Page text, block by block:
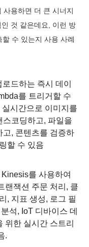
사용하면 더 큰 시너지
것 같은데요, 이런 방
수 있는지 사용 사례
드하는 즉시 데이
를 트리거할 수
시간으로 이미지를
코딩하고, 파일을
고, 콘텐츠를 검증하
할 수 있음
를 사용하여
랜잭션 주문 처리, 클
, 지표 생성, 로그 필
석, IoT 디바이스 데
위한 실시간 스트리
.